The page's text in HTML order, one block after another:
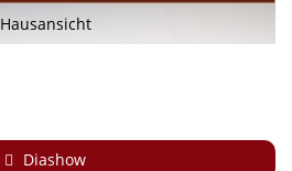
Hausansicht
Diashow